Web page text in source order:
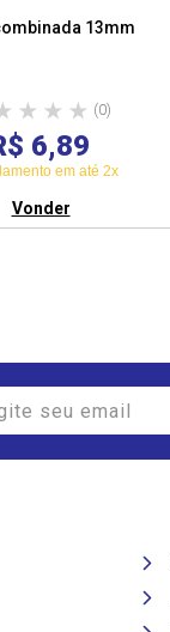
13mm
(0)
6,89
em até 2x
Vonder